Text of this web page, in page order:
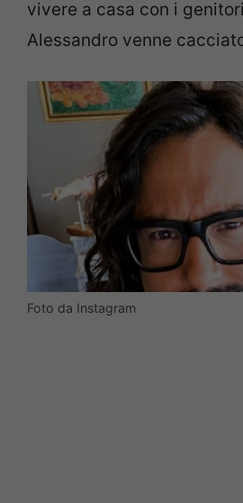
vivere a casa con i
Alessandro venne
Foto da Instagram